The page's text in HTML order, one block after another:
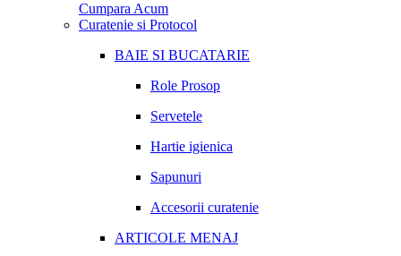
Cumpara Acum
Curatenie si Protocol
BAIE SI BUCATARIE
Role Prosop
Servetele
Hartie igienica
Sapunuri
Accesorii curatenie
ARTICOLE MENAJ